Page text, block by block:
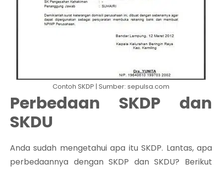
Contoh SKDP | Sumber: sepulsa.com
Perbedaan SKDP dan
SKDU
Anda sudah mengetahui apa itu SKDP. Lantas, apa
perbedaannya dengan SKDP dan SKDU? Berikut